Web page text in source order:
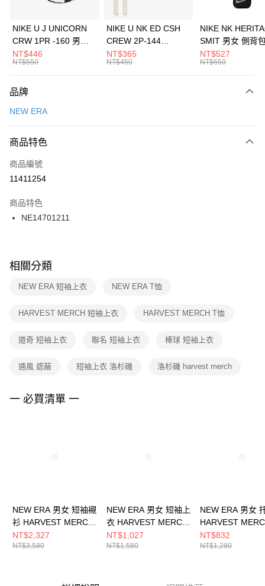
元大商業銀行
台灣樂天信用卡公司
全盈+PAY
AFTEE先享後付
【關於「AFTEE先享後付」】
便利好安心！
３．安心：先確認商品／服務後，再付款。
【「AFTEE先享後付」結帳流程】
１．於結帳方式選擇「AFTEE先享後付」後，將跳轉至「AFTEE先享後付」
２．訂單成立數日內，您將收到繳費通知簡訊。
３．收到繳費通知簡訊後14天內，點擊此簡訊中的連結，可透過四大超商／
ATM／網路銀行／等多元方式進行付款，方視為交易完成。
※ 交易是否成功請以「AFTEE先享後付 」之結帳頁面顯示為準，若有關於
是否繳費成功／繳費後需取消欲退款等相關疑問，請聯繫「AFTEE先享後付
客戶支援中心」https://netprotections.freshdesk.com/support/home
１．透過由恩沛科技股份有限公司提供之「AFTEE先享後付」服務完成之交
權轉讓予恩沛科技股份有限公司。
３．未成年的使用者請事先徵得法定代理人或監護人之同意方可使用
４．使用「AFTEE先享後付」時，將依據個別帳號之用戶狀況，依本公司即
運送方式
每筆NT$100，滿NT$1,500(含以上)免運費
宅配
每筆NT$100，滿NT$1,500(含以上)免運費
付款後門市自取
每筆NT$100，滿NT$1,500(含以上)免運費
NIKE U J UNICORN
CRW 1PR -160 男女
中統襪 FZ3393100
NT$446
NT$550
NIKE U NK ED CSH
CREW 2P-144
EMBRDY 男女 短統襪
FZ3073133
NT$365
NT$450
NIKE NK
SMIT 男女 側背
BA5871010
NT$527
NT$650
品牌
NEW ERA
商品特色
商品編號
11411254
商品特色
NE14701211
相關分類
NEW ERA 短袖上衣 NEW ERA T恤
HARVEST MERCH 短袖上衣 HARVEST MERCH T恤
道奇 短袖上衣 聯名 短袖上衣 棒球 短袖上衣
通風 遮蔽 短袖上衣 洛杉磯 洛杉磯 harvest merch
一 必買清單 一
NEW ERA 男女 短袖襯
衫 HARVEST MERCH
洛杉磯道奇 白
NE14701117
NT$2,327
NT$3,580
NEW ERA 男女 短袖上
衣 HARVEST MERCH
NEW ERA 白
NE14701212
NT$1,027
NT$1,580
NEW ERA 男女
HARVEST
杉磯道奇 白
NE14703401
NT$832
NT$1,280